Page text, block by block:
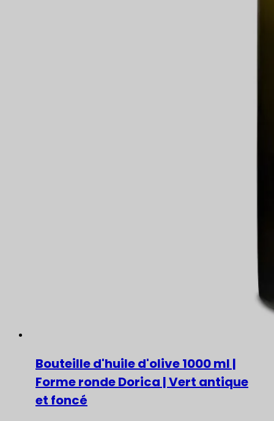
Bouteille d'huile d'olive 1000 ml |
Forme ronde Dorica | Vert antique
et foncé